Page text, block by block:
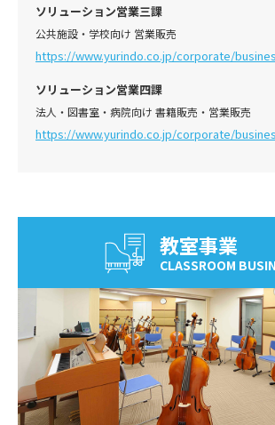
ソリューション営業三課
公共施設・学校向け 営業販売
https://www.yurindo.co.jp/corporate/
ソリューション営業四課
法人・図書室・病院向け 書籍販売・営業販売
https://www.yurindo.co.jp/corporate/
教室事業
CLASSROOM